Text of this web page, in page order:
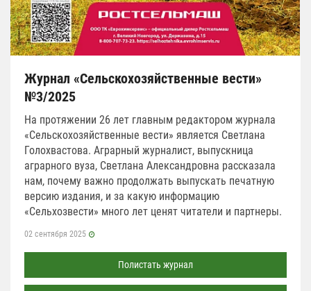
Журнал «Сельскохозяйственные вести»
№3/2025
На протяжении 26 лет главным редактором журнала
«Сельскохозяйственные вести» является Светлана
Голохвастова. Аграрный журналист, выпускница
аграрного вуза, Светлана Александровна рассказала
нам, почему важно продолжать выпускать печатную
версию издания, и за какую информацию
«Сельхозвести» много лет ценят читатели и партнеры.
02 сентября 2025
Полистать журнал